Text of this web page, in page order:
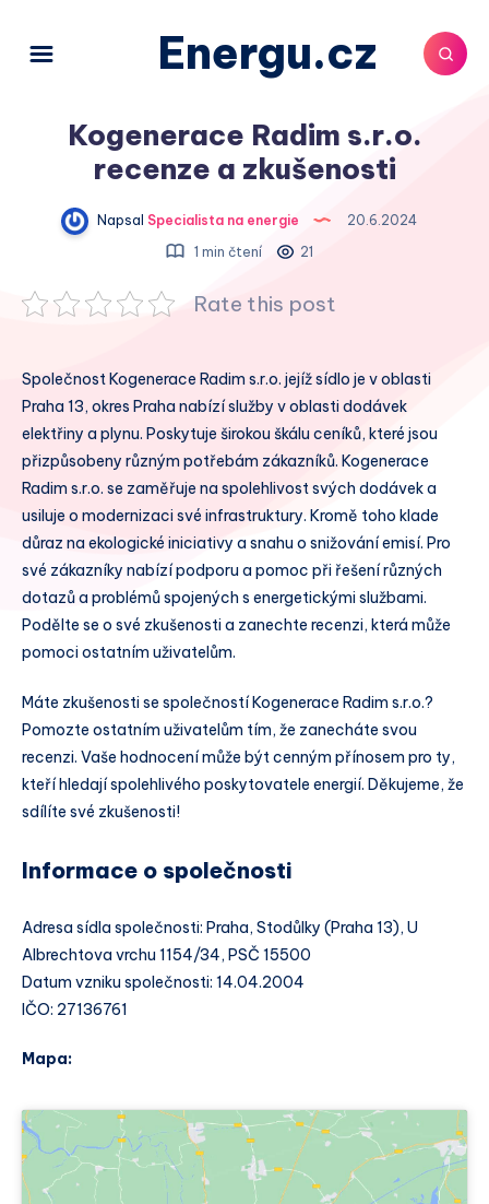
Energu.cz
Kogenerace Radim s.r.o.
recenze a zkušenosti
Napsal Specialista na energie
20.6.2024
1 min čtení
21
Rate this post
Společnost Kogenerace Radim s.r.o. jejíž sídlo je v oblasti
Praha 13, okres Praha nabízí služby v oblasti dodávek
elektřiny a plynu. Poskytuje širokou škálu ceníků, které jsou
přizpůsobeny různým potřebám zákazníků. Kogenerace
Radim s.r.o. se zaměřuje na spolehlivost svých dodávek a
usiluje o modernizaci své infrastruktury. Kromě toho klade
důraz na ekologické iniciativy a snahu o snižování emisí. Pro
své zákazníky nabízí podporu a pomoc při řešení různých
dotazů a problémů spojených s energetickými službami.
Podělte se o své zkušenosti a zanechte recenzi, která může
pomoci ostatním uživatelům.
Máte zkušenosti se společností Kogenerace Radim s.r.o.?
Pomozte ostatním uživatelům tím, že zanecháte svou
recenzi. Vaše hodnocení může být cenným přínosem pro ty,
kteří hledají spolehlivého poskytovatele energií. Děkujeme, že
sdílíte své zkušenosti!
Informace o společnosti
Adresa sídla společnosti: Praha, Stodůlky (Praha 13), U
Albrechtova vrchu 1154/34, PSČ 15500
Datum vzniku společnosti: 14.04.2004
IČO: 27136761
Mapa: